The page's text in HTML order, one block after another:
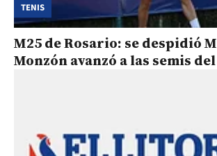
TENIS
M25 de Rosario: se despidió
Monzón avanzó a las semis